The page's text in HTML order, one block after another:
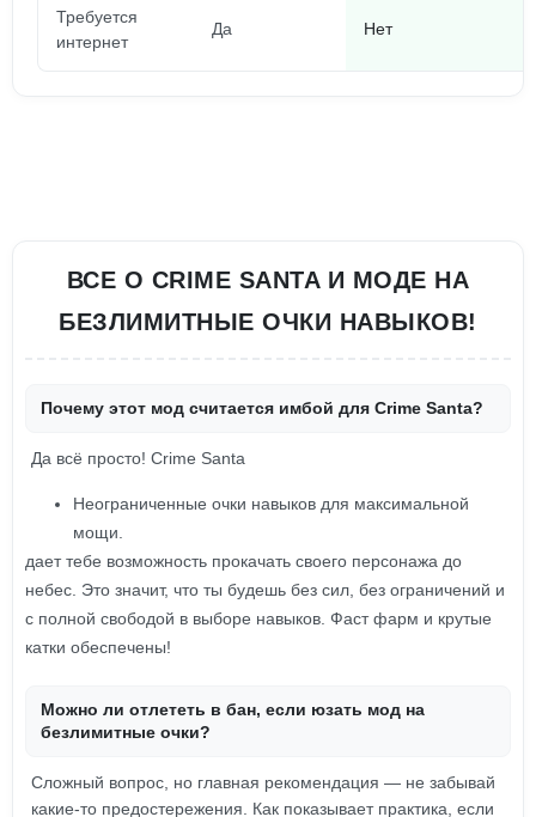
Требуется
интернет
Да Нет
ВСЕ О CRIME SANTA И МОДЕ НА
БЕЗЛИМИТНЫЕ ОЧКИ НАВЫКОВ!
Почему этот мод считается имбой для Crime Santa?
Да всё просто! Crime Santa
Неограниченные очки навыков для максимальной
мощи.
дает тебе возможность прокачать своего персонажа до
небес. Это значит, что ты будешь без сил, без ограничений и
с полной свободой в выборе навыков. Фаст фарм и крутые
катки обеспечены!
Можно ли отлететь в бан, если юзать мод на
безлимитные очки?
Сложный вопрос, но главная рекомендация — не забывай
какие-то предостережения. Как показывает практика, если